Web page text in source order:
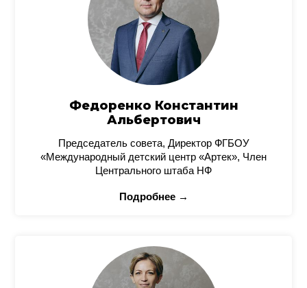
Федоренко Константин
Альбертович
Председатель совета, Директор ФГБОУ
«Международный детский центр «Артек», Член
Центрального штаба НФ
Подробнее →